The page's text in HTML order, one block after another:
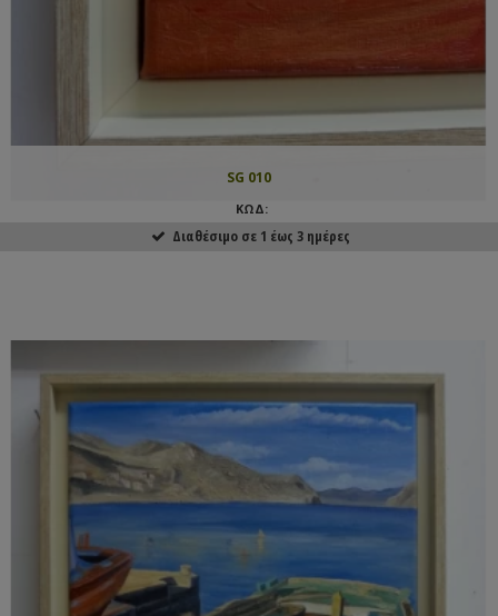
SG 010
ΚΩΔ:
Διαθέσιμο σε 1 έως 3 ημέρες